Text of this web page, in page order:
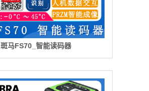
斑马FS70_智能读码器